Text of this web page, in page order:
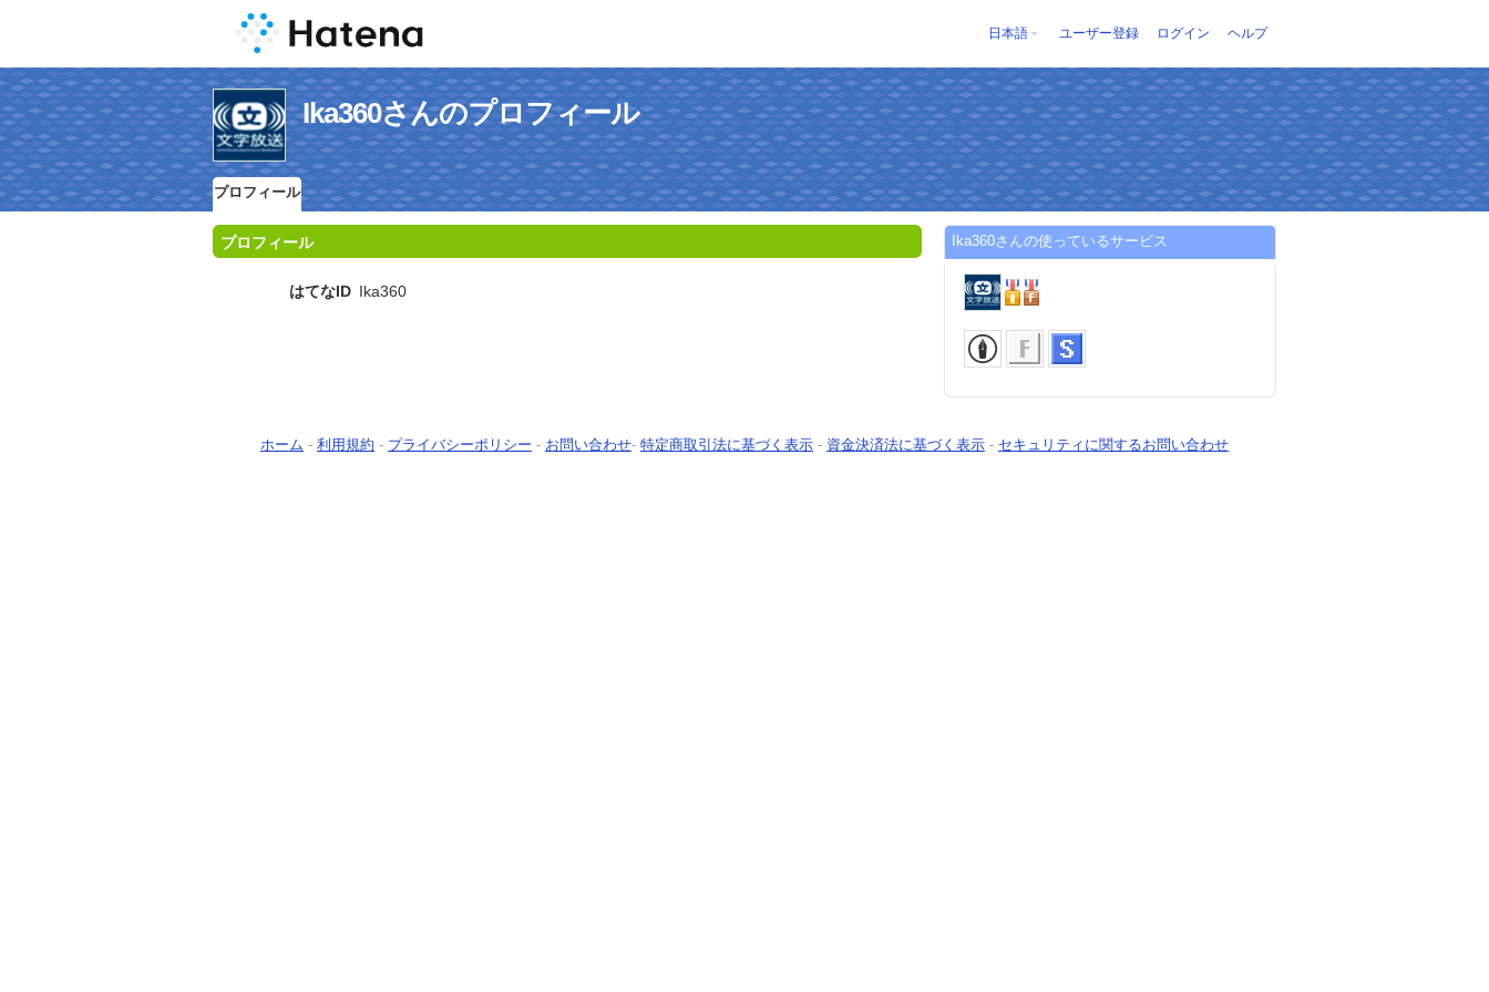
日本語 ユーザー登録 ログイン ヘルプ
Ika360さんのプロフィール
プロフィール
プロフィール
はてなID Ika360
Ika360さんの使っているサービス
ホーム - 利用規約 - プライバシーポリシー - お問い合わせ- 特定商取引法に基づく表示 - 資金決済法に基づく表示 - セキュリティに関するお問い合わせ